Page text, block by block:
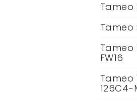
Tameo
Tameo
Tameo
FW16
Tameo
126C4-